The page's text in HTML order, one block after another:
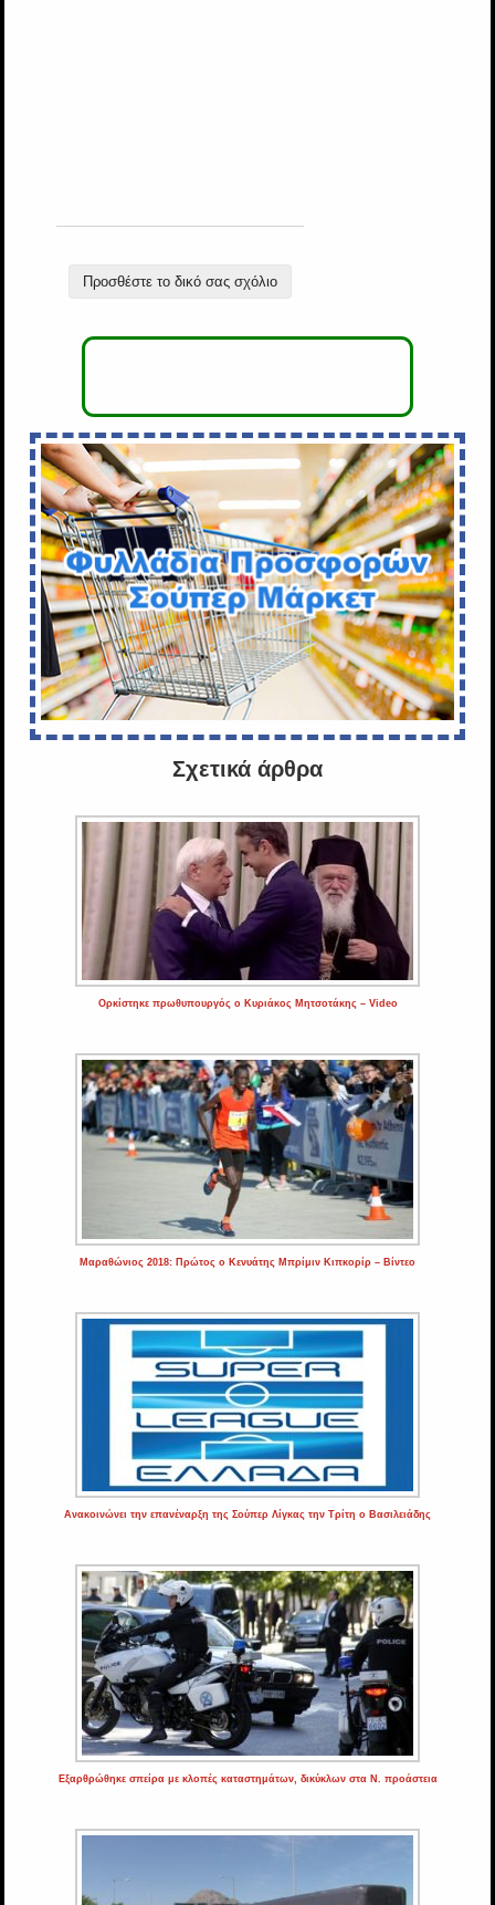
Προσθέστε το δικό σας σχόλιο
Σχετικά άρθρα
Ορκίστηκε πρωθυπουργός ο Κυριάκος Μητσοτάκης – Video
Μαραθώνιος 2018: Πρώτος ο Κενυάτης Μπρίμιν Κιπκορίρ – Βίντεο
Ανακοινώνει την επανέναρξη της Σούπερ Λίγκας την Τρίτη ο Βασιλειάδης
Εξαρθρώθηκε σπείρα με κλοπές καταστημάτων, δικύκλων στα Ν. προάστεια